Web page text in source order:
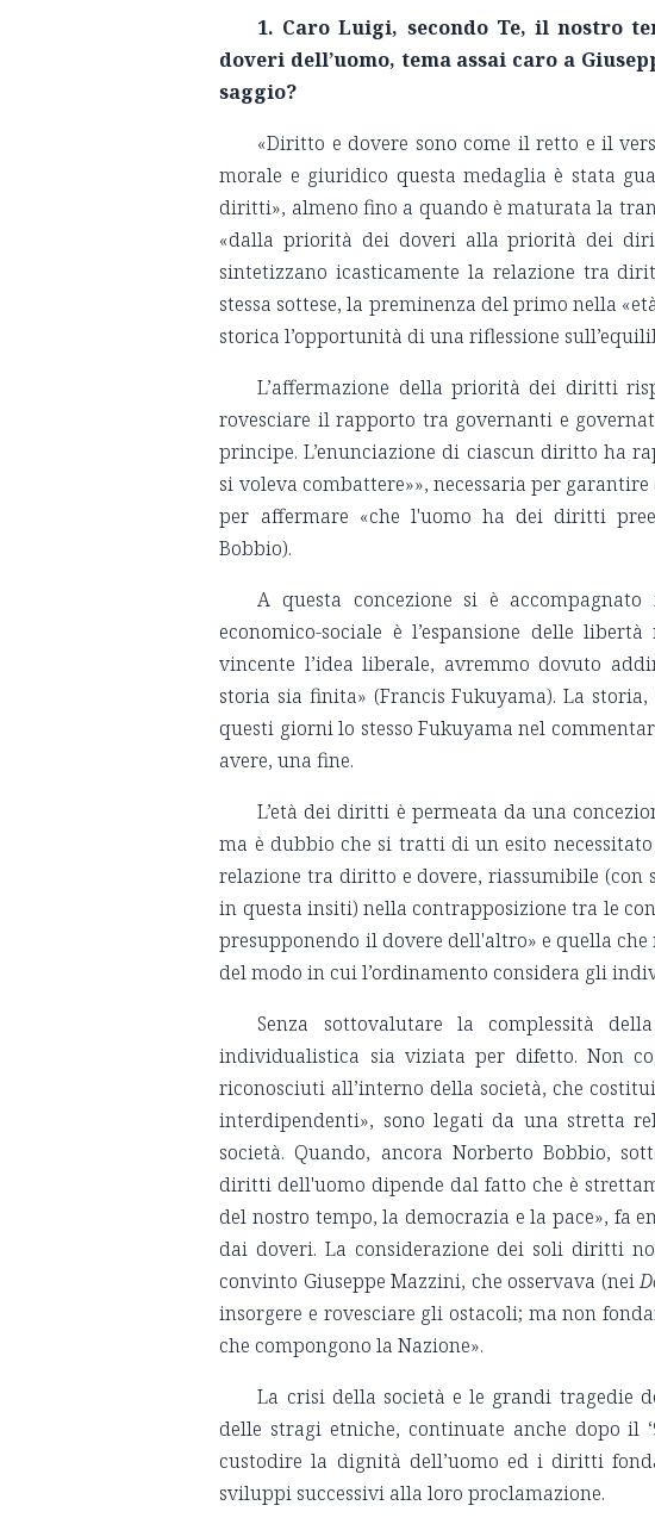
1. Caro Luigi, secondo Te, il nostro
doveri dell’uomo, tema assai caro a
saggio?
«Diritto e dovere sono come il retto e il
morale e giuridico questa medaglia è stata
diritti», almeno fino a quando è maturata la
«dalla priorità dei doveri alla priorità dei
sintetizzano icasticamente la relazione tra
stessa sottese, la preminenza del primo nella
storica l’opportunità di una riflessione
L’affermazione della priorità dei diritti
rovesciare il rapporto tra governanti e
principe. L’enunciazione di ciascun diritto ha
si voleva combattere»», necessaria per
per affermare «che l'uomo ha dei diritti
Bobbio).
A questa concezione si è
economico-sociale è l’espansione delle
vincente l’idea liberale, avremmo dovuto
storia sia finita» (Francis Fukuyama). La
questi giorni lo stesso Fukuyama nel
avere, una fine.
L’età dei diritti è permeata da una
ma è dubbio che si tratti di un esito
relazione tra diritto e dovere, riassumibile
in questa insiti) nella contrapposizione tra le
presupponendo il dovere dell'altro» e quella
del modo in cui l’ordinamento considera gli
Senza sottovalutare la complessità
individualistica sia viziata per difetto. Non
riconosciuti all’interno della società, che
interdipendenti», sono legati da una stretta
società. Quando, ancora Norberto Bobbio,
diritti dell'uomo dipende dal fatto che è
del nostro tempo, la democrazia e la pace», fa
dai doveri. La considerazione dei soli diritti
convinto Giuseppe Mazzini, che osservava (nei
insorgere e rovesciare gli ostacoli; ma non
che compongono la Nazione».
La crisi della società e le grandi tragedie
delle stragi etniche, continuate anche dopo il
custodire la dignità dell’uomo ed i diritti
sviluppi successivi alla loro proclamazione.